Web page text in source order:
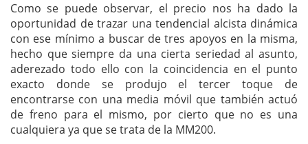
Como se puede observar, el precio nos ha dado la
oportunidad de trazar una tendencial alcista dinámica
con ese mínimo a buscar de tres apoyos en la misma,
hecho que siempre da una cierta seriedad al asunto,
aderezado todo ello con la coincidencia en el punto
exacto donde se produjo el tercer toque de
encontrarse con una media móvil que también actuó
de freno para el mismo, por cierto que no es una
cualquiera ya que se trata de la MM200.